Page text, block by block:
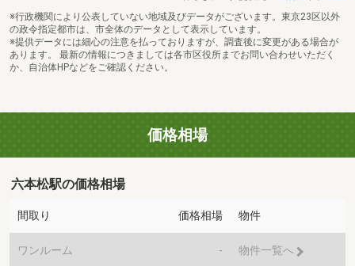
※行政機関により公表していない地域及びデータがございます。東京23区以外
の政令指定都市は、市全体のデータとして表示しています。
※提供データには細心の注意を払っておりますが、調査後に変更がある場合が
あります。 最新の情報につきましては各市区役所までお問い合わせいただく
か、自治体HPなどをご確認ください。
価格相場
六本松駅の価格相場
間取り 価格相場 物件
ワンルーム - 物件一覧へ